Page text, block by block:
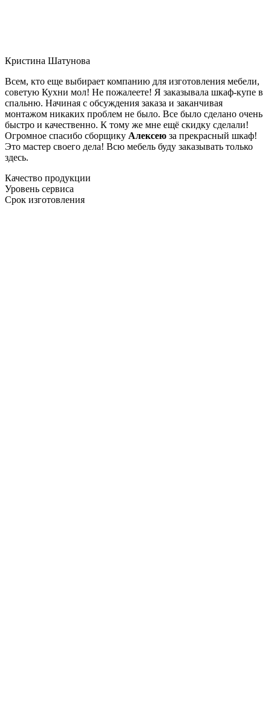
Кристина Шатунова
Всем, кто еще выбирает компанию для изготовления мебели,
советую Кухни мол! Не пожалеете! Я заказывала шкаф-купе в
спальню. Начиная с обсуждения заказа и заканчивая
монтажом никаких проблем не было. Все было сделано очень
быстро и качественно. К тому же мне ещё скидку сделали!
Огромное спасибо сборщику Алексею за прекрасный шкаф!
Это мастер своего дела! Всю мебель буду заказывать только
здесь.
Качество продукции
Уровень сервиса
Срок изготовления